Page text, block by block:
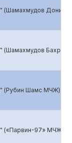
(Шамахмудов Дониёр
(Шамахмудов Бахром
(Рубин Шамс МЧЖ)
(«Парвин-97» МЧЖ)